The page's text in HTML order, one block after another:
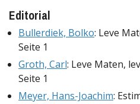
Editorial
Bullerdiek, Bolko: Leve
Seite 1
Groth, Carl: Leve Maten,
Seite 1
Meyer, Hans-Joachim: